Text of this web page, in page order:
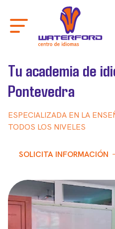
Tu academia de
Pontevedra
ESPECIALIZADA EN LA
TODOS LOS NIVELES
SOLICITA INFORMACIÓN